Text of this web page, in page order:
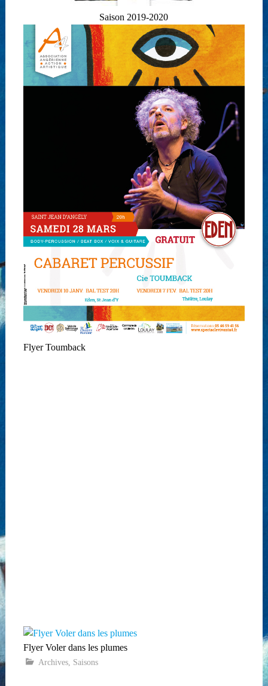
Saison 2019-2020
Flyer Toumback
Flyer Voler dans les plumes
Archives, Saisons